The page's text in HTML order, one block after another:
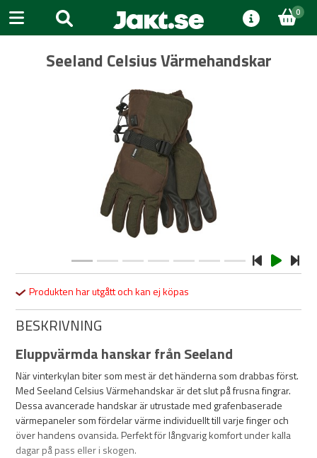
0
Seeland Celsius Värmehandskar
Produkten har utgått och kan ej köpas
BESKRIVNING
Eluppvärmda hanskar från Seeland
När vinterkylan biter som mest är det händerna som drabbas först.
Med Seeland Celsius Värmehandskar är det slut på frusna fingrar.
Dessa avancerade handskar är utrustade med grafenbaserade
värmepaneler som fördelar värme individuellt till varje finger och
över handens ovansida. Perfekt för långvarig komfort under kalla
dagar på pass eller i skogen.